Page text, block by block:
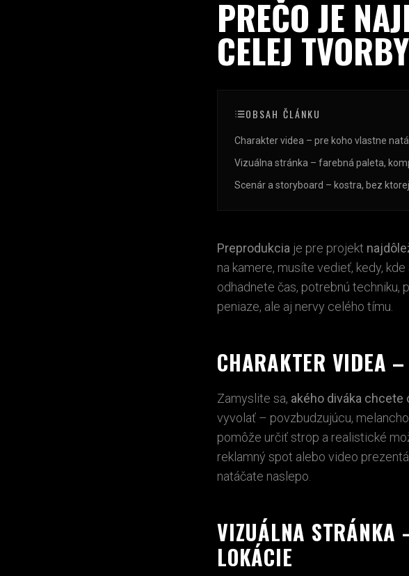
PREČO JE
CELEJ TVORBY
OBSAH ČLÁNKU
Charakter videa – pre koho vlastne
Vizuálna stránka – farebná paleta,
Scenár a storyboard – kostra, bez
Preprodukcia je pre projekt
na kamere, musíte vedieť, kedy,
odhadnete čas, potrebnú techniku,
peniaze, ale aj nervy celého tímu.
CHARAKTER VIDEA
Zamyslite sa, akého diváka chcete
vyvolať – povzbudzujúcu,
pomôže určiť strop a realistické
reklamný spot alebo video
natáčate naslepo.
VIZUÁLNA STRÁNKA
LOKÁCIE